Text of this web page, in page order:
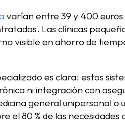
varían entre 39 y 400 euros
Las clínicas
visible en ahorro de
es clara: estos
ni integración con
general unipersonal o
el 80 % de las necesidades